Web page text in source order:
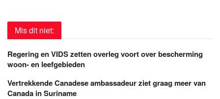
Mis dit niet:
Regering en VIDS zetten overleg voort over bescherming
woon- en leefgebieden
Vertrekkende Canadese ambassadeur ziet graag meer van
Canada in Suriname